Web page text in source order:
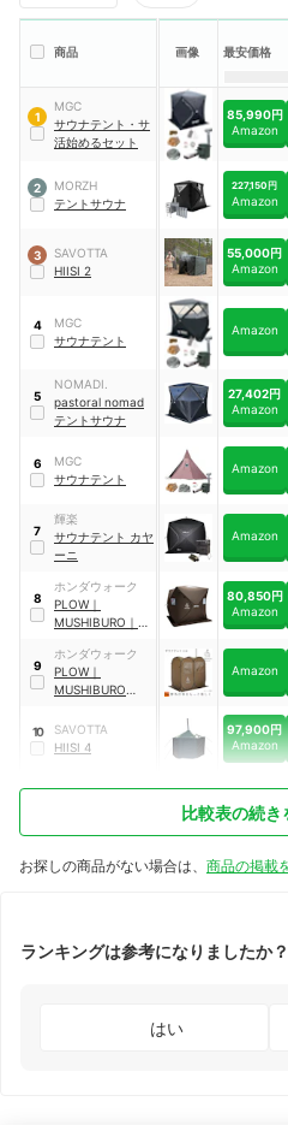
商品 画像 最安価格
1
MGC
サウナテント・サ
活始めるセット
85,990円
Amazon
2
MORZH
テントサウナ
227,150円
Amazon
3
SAVOTTA
HIISI 2
55,000円
Amazon
4
MGC
サウナテント
Amazon
5
NOMADI.
pastoral nomad
テントサウナ
27,402円
Amazon
6
MGC
サウナテント
Amazon
7
輝楽
サウナテント カヤ
ーニ
Amazon
8
ホンダウォーク
PLOW ｜
MUSHIBURO ｜
80,850円
Amazon
9
ホンダウォーク
PLOW ｜
MUSHIBURO
Amazon
10
SAVOTTA
HIISI 4
97,900円
Amazon
比較表の続き
お探しの商品がない場合は、 商品の掲載
ランキングは参考になりましたか？
はい